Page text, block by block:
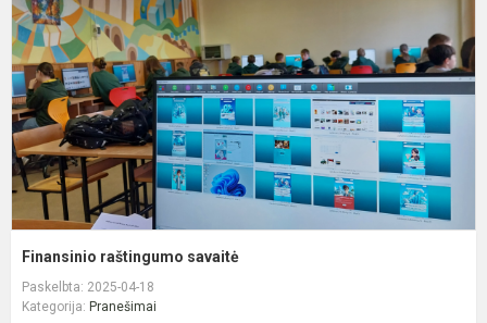
Finansinio raštingumo savaitė
Paskelbta: 2025-04-18
Kategorija: Pranešimai